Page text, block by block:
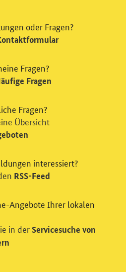
und / oder
Stelle um Ihre Einwilligung für
unserer Webseite: Wir
oder Fragen?
Fragen?
Fragen
Fragen?
Übersicht
interessiert?
RSS-Feed
Angebote Ihrer lokalen
in der Servicesuche von